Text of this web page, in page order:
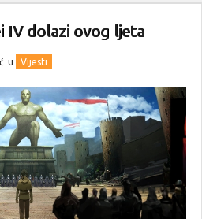
IV dolazi ovog ljeta
u Vijesti